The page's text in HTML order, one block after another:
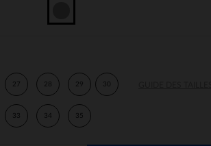
27 28 29 30
33 34 35